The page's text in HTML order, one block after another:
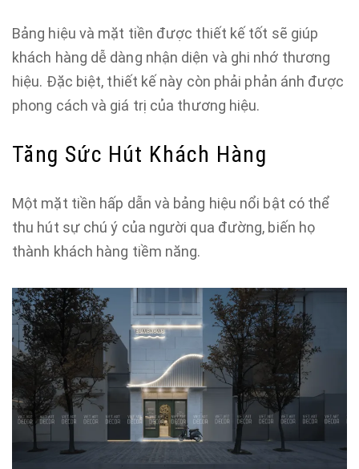
Bảng hiệu và mặt tiền được thiết kế tốt sẽ giúp
khách hàng dễ dàng nhận diện và ghi nhớ thương
hiệu. Đặc biệt, thiết kế này còn phải phản ánh được
phong cách và giá trị của thương hiệu.
Tăng Sức Hút Khách Hàng
Một mặt tiền hấp dẫn và bảng hiệu nổi bật có thể
thu hút sự chú ý của người qua đường, biến họ
thành khách hàng tiềm năng.